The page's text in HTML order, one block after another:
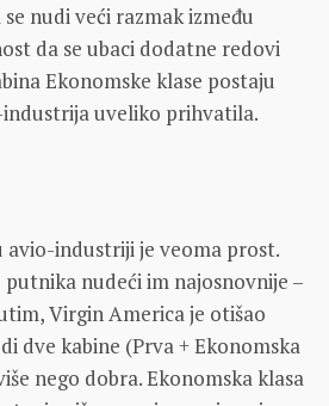
nudi veći razmak između
da se ubaci dodatne redovi
Ekonomske klase postaju
uveliko prihvatila.
avio-industriji je veoma prost.
nudeći im najosnovnije –
Virgin America je otišao
dve kabine (Prva + Ekonomska
nego dobra. Ekonomska klasa